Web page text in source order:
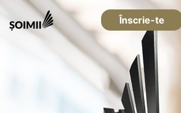
Înscrie-te